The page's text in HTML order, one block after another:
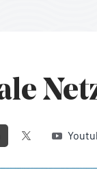
Twitter (X)